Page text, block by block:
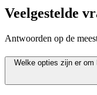
Veelgestelde
Antwoorden op de
Welke opties zijn er om